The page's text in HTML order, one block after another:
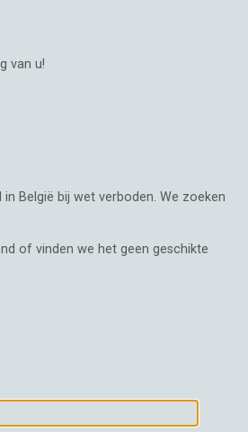
van u!
België bij wet verboden. We zoeken
of vinden we het geen geschikte